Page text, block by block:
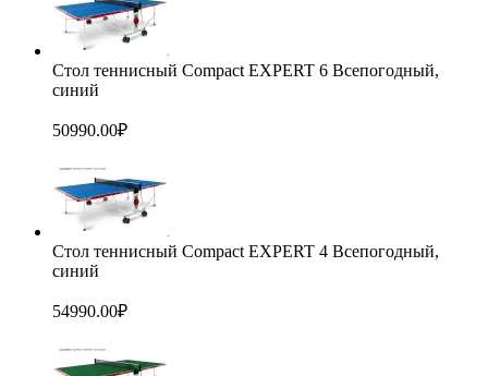
Стол теннисный Compact EXPERT 6 Всепогодный,
синий
50990.00₽
Стол теннисный Compact EXPERT 4 Всепогодный,
синий
54990.00₽